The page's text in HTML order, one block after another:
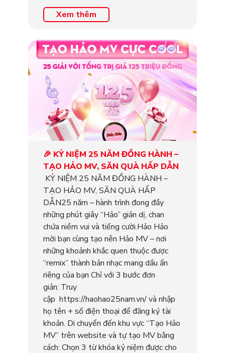
Xem thêm
🎉 KỶ NIỆM 25 NĂM ĐỒNG HÀNH –
TẠO HẢO MV, SĂN QUÀ HẤP DẪN
KỶ NIỆM 25 NĂM ĐỒNG HÀNH –
TẠO HẢO MV, SĂN QUÀ HẤP
DẪN25 năm – hành trình đong đầy
những phút giây “Hảo” giản dị, chan
chứa niềm vui và tiếng cười.Hảo Hảo
mời bạn cùng tạo nên Hảo MV – nơi
những khoảnh khắc quen thuộc được
“remix” thành bản nhạc mang dấu ấn
riêng của bạn Chỉ với 3 bước đơn
giản: Truy
cập https://haohao25nam.vn/ và nhập
họ tên + số điện thoại để đăng ký tài
khoản. Di chuyển đến khu vực “Tạo Hảo
MV” trên website và tự tạo MV bằng
cách: Chọn 3 từ khóa kỷ niệm được cho